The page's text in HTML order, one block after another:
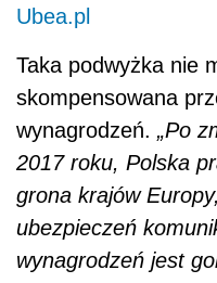
Ubea.pl
Taka podwyżka nie
skompensowana
wynagrodzeń. „Po
2017 roku, Polska
grona krajów
ubezpieczeń
wynagrodzeń jest